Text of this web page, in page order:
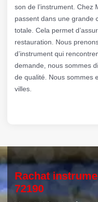
son de l’instrument. Chez
passent dans une grande
totale. Cela permet
restauration. Nous
d’instrument qui
demande, nous sommes
de qualité. Nous sommes
villes.
Rachat
72190